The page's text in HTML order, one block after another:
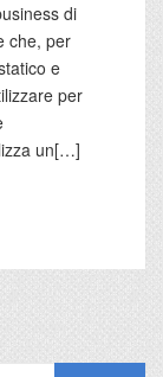
di
che, per
e
per
un[…]